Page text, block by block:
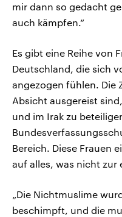
mir dann so gedacht
auch kämpfen.“
Es gibt eine Reihe von
Deutschland, die sich
angezogen fühlen. Die
Absicht ausgereist
und im Irak zu
Bereich. Diese Frauen
auf alles, was nicht zur
„Die Nichtmuslime
beschimpft, und die